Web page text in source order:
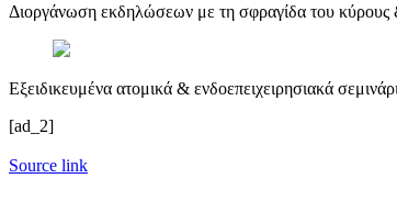
Διοργάνωση εκδηλώσεων με τη σφραγίδα του κύρους
Εξειδικευμένα ατομικά & ενδοεπειχειρησιακά
[ad_2]
Source link